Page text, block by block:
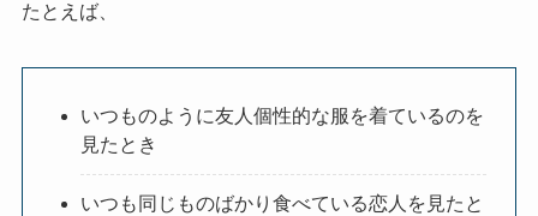
たとえば、
いつものように友人個性的な服を着ているのを
見たとき
いつも同じものばかり食べている恋人を見たと